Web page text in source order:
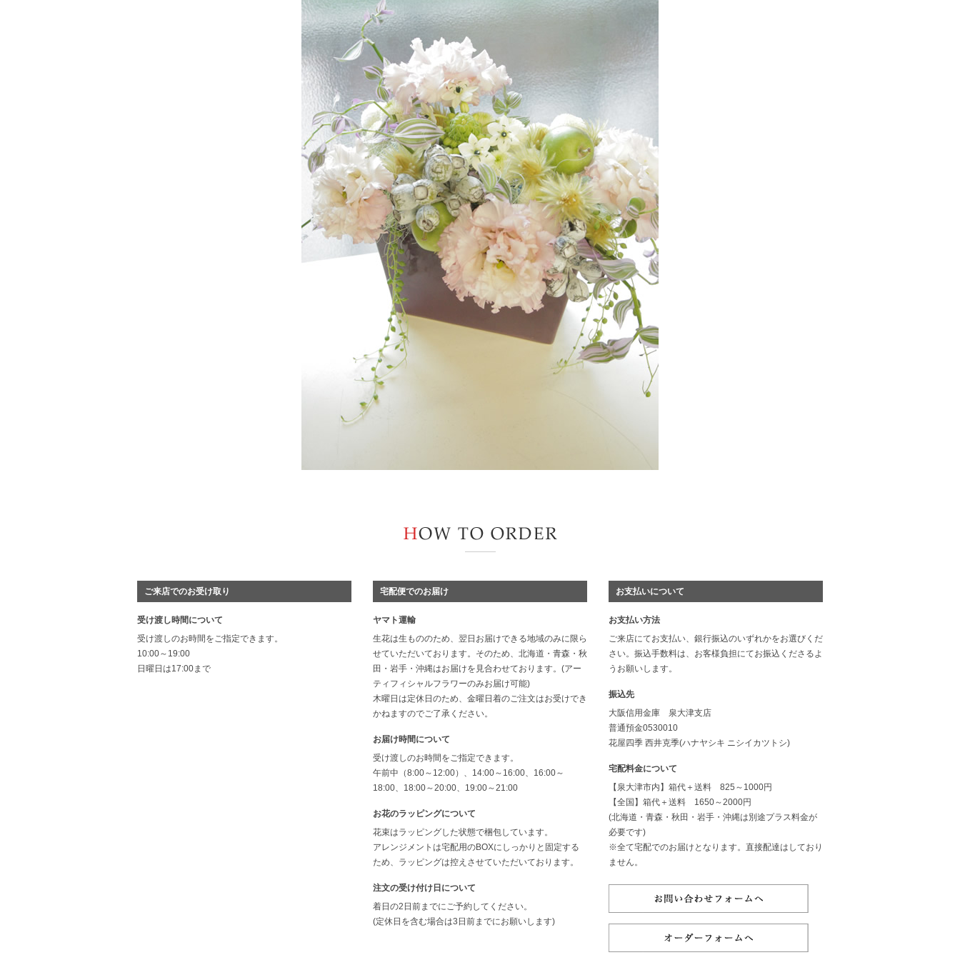
ご来店でのお受け取り
受け渡し時間について
受け渡しのお時間をご指定できます。
10:00～19:00
日曜日は17:00まで
宅配便でのお届け
ヤマト運輸
生花は生もののため、翌日お届けできる地域のみに限ら
せていただいております。そのため、北海道・青森・秋
田・岩手・沖縄はお届けを見合わせております。(アー
ティフィシャルフラワーのみお届け可能)
木曜日は定休日のため、金曜日着のご注文はお受けでき
かねますのでご了承ください。
お届け時間について
受け渡しのお時間をご指定できます。
午前中（8:00～12:00）、14:00～16:00、16:00～
18:00、18:00～20:00、19:00～21:00
お花のラッピングについて
花束はラッピングした状態で梱包しています。
アレンジメントは宅配用のBOXにしっかりと固定する
ため、ラッピングは控えさせていただいております。
注文の受け付け日について
着日の2日前までにご予約してください。
(定休日を含む場合は3日前までにお願いします)
お支払いについて
お支払い方法
ご来店にてお支払い、銀行振込のいずれかをお選びくだ
さい。振込手数料は、お客様負担にてお振込くださるよ
うお願いします。
振込先
大阪信用金庫 泉大津支店
普通預金0530010
花屋四季 西井克季(ハナヤシキ ニシイカツトシ)
宅配料金について
【泉大津市内】箱代＋送料 825～1000円
【全国】箱代＋送料 1650～2000円
(北海道・青森・秋田・岩手・沖縄は別途プラス料金が
必要です)
※全て宅配でのお届けとなります。直接配達はしており
ません。